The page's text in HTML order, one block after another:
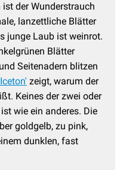
der Wunderstrauch
lanzettliche Blätter
junge Laub ist weinrot.
Blätter
Seitenadern blitzen
zeigt, warum der
Keines der zwei oder
wie ein anderes. Die
goldgelb, zu pink,
dunklen, fast